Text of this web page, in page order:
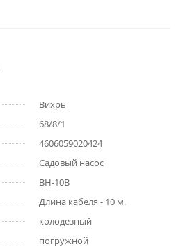
Вихрь
68/8/1
4606059020424
Садовый насос
ВН-10В
Длина кабеля - 10 м.
колодезный
погружной